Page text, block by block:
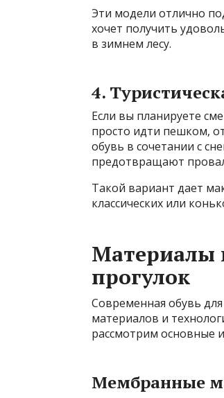
Эти модели отлично
хочет получить
в зимнем лесу.
4.
Если вы планируете
просто идти пешком,
обувь в сочетании с
предотвращают
Такой вариант дает
классических или
Материалы
прогулок
Современная обувь
материалов и
рассмотрим основные
Мембранные